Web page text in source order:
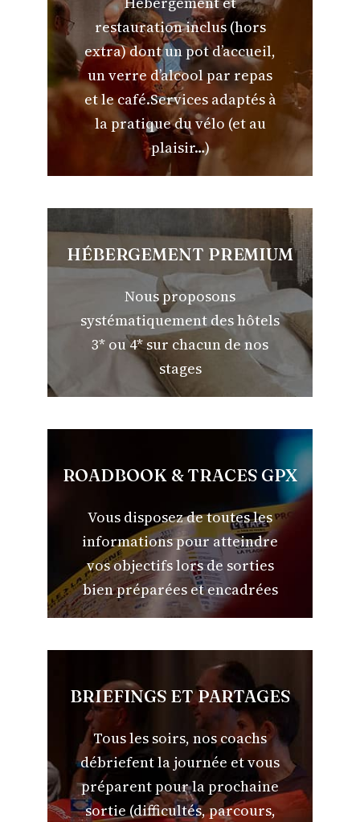
restauration inclus (hors
extra) dont un pot d’accueil,
un verre d’alcool par repas
et le café.Services adaptés à
la pratique du vélo (et au
plaisir…)
HÉBERGEMENT PREMIUM
Nous proposons
systématiquement des hôtels
3* ou 4* sur chacun de nos
stages
ROADBOOK & TRACES GPX
Vous disposez de toutes les
informations pour atteindre
vos objectifs lors de sorties
bien préparées et encadrées
BRIEFINGS ET PARTAGES
Tous les soirs, nos coachs
débriefent la journée et vous
préparent pour la prochaine
sortie (difficultés, parcours,